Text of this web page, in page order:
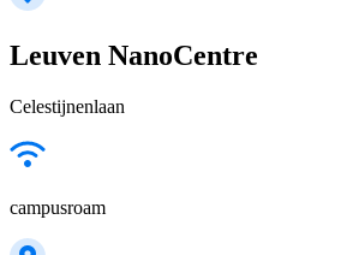
Leuven NanoCentre
Celestijnenlaan
campusroam